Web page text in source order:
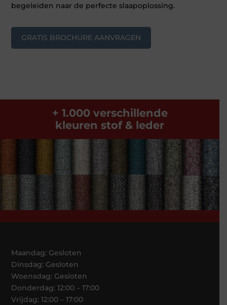
begeleiden naar de perfecte slaapoplossing.
GRATIS BROCHURE AANVRAGEN
+ 1.000 verschillende
kleuren stof & leder
Maandag: Gesloten
Dinsdag: Gesloten
Woensdag: Gesloten
Donderdag: 12:00 – 17:00
Vrijdag: 12:00 – 17:00